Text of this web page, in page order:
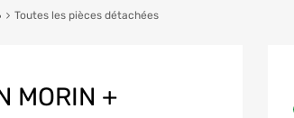
Toutes les pièces détachées
MORIN +